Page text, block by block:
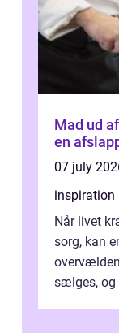
Mad ud
en
07 july
inspiration
Når livet
sorg, kan
sælges, og